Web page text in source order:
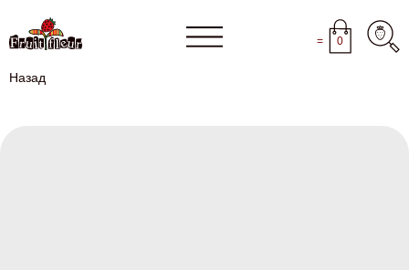
Назад
0
=